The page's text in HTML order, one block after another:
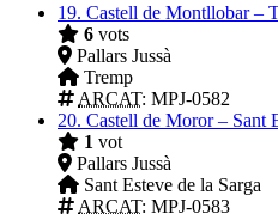
19. Castell de Montllobar –
6 vots
Pallars Jussà
Tremp
ARCAT: MPJ-0582
20. Castell de Moror – Sant
1 vot
Pallars Jussà
Sant Esteve de la Sarga
ARCAT: MPJ-0583